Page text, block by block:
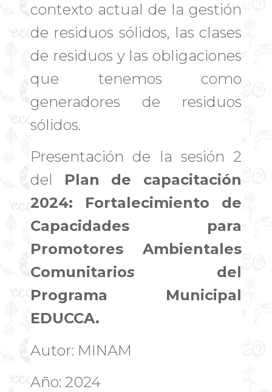
contexto actual de la gestión
de residuos sólidos, las clases
de residuos y las obligaciones
que tenemos como
generadores de residuos
sólidos.
Presentación de la sesión 2
del Plan de capacitación
2024: Fortalecimiento de
Capacidades para
Promotores Ambientales
Comunitarios del
Programa Municipal
EDUCCA.
Autor: MINAM
Año: 2024